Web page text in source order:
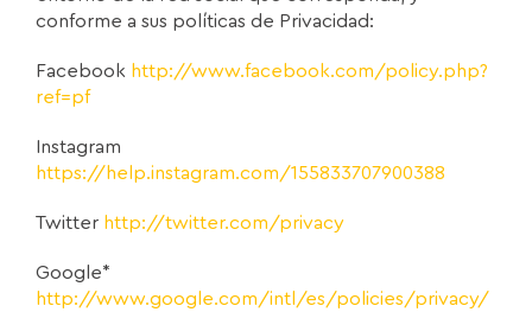
conforme a sus políticas de Privacidad:
Facebook http://www.facebook.com/policy.php?
ref=pf
Instagram
https://help.instagram.com/155833707900388
Twitter http://twitter.com/privacy
Google*
http://www.google.com/intl/es/policies/privacy/